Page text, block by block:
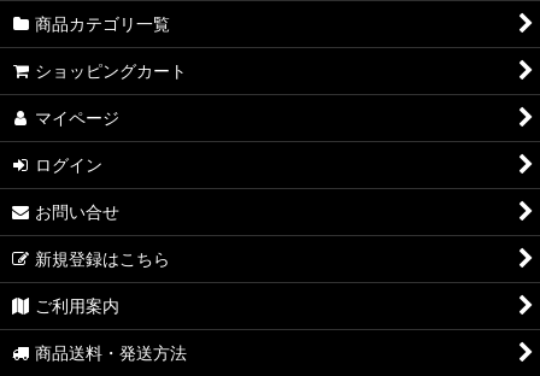
商品カテゴリ一覧
ショッピングカート
マイページ
ログイン
お問い合せ
新規登録はこちら
ご利用案内
商品送料・発送方法